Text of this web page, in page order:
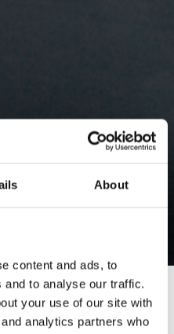
About
content and ads, to
to analyse our traffic.
your use of our site with
analytics partners who